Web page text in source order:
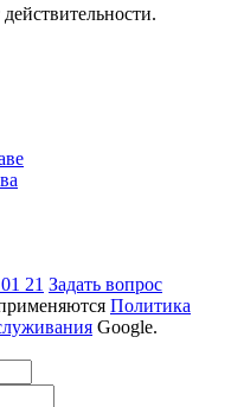
21 Задать вопрос
Политика
Google.